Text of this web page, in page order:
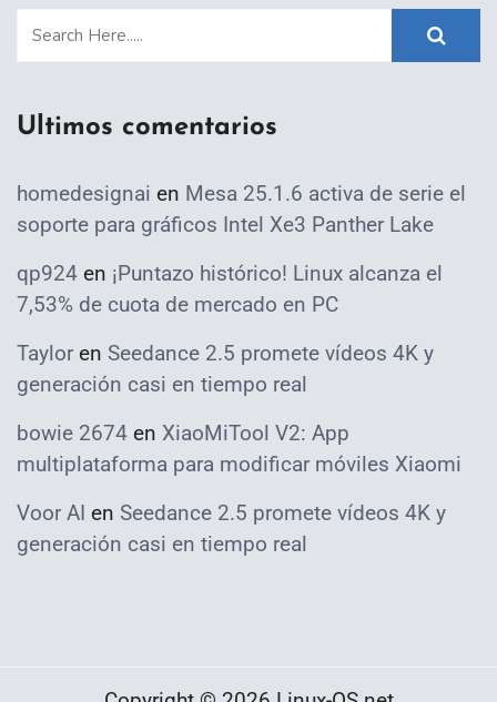
Ultimos comentarios
homedesignai en Mesa 25.1.6 activa de serie el
soporte para gráficos Intel Xe3 Panther Lake
qp924 en ¡Puntazo histórico! Linux alcanza el
7,53% de cuota de mercado en PC
Taylor en Seedance 2.5 promete vídeos 4K y
generación casi en tiempo real
bowie 2674 en XiaoMiTool V2: App
multiplataforma para modificar móviles Xiaomi
Voor AI en Seedance 2.5 promete vídeos 4K y
generación casi en tiempo real